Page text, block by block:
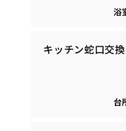
浴
キッチン蛇口交
台